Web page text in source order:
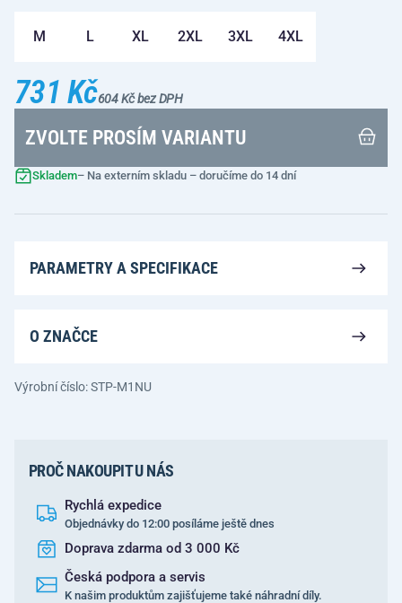
M L XL 2XL 3XL 4XL
731 Kč604 Kč bez DPH
ZVOLTE PROSÍM VARIANTU
Skladem– Na externím skladu – doručíme do 14 dní
PARAMETRY A SPECIFIKACE
O ZNAČCE
Výrobní číslo: STP-M1NU
PROČ NAKOUPIT U NÁS
Rychlá expedice
Objednávky do 12:00 posíláme ještě dnes
Doprava zdarma od 3 000 Kč
Česká podpora a servis
K našim produktům zajišťujeme také náhradní díly.